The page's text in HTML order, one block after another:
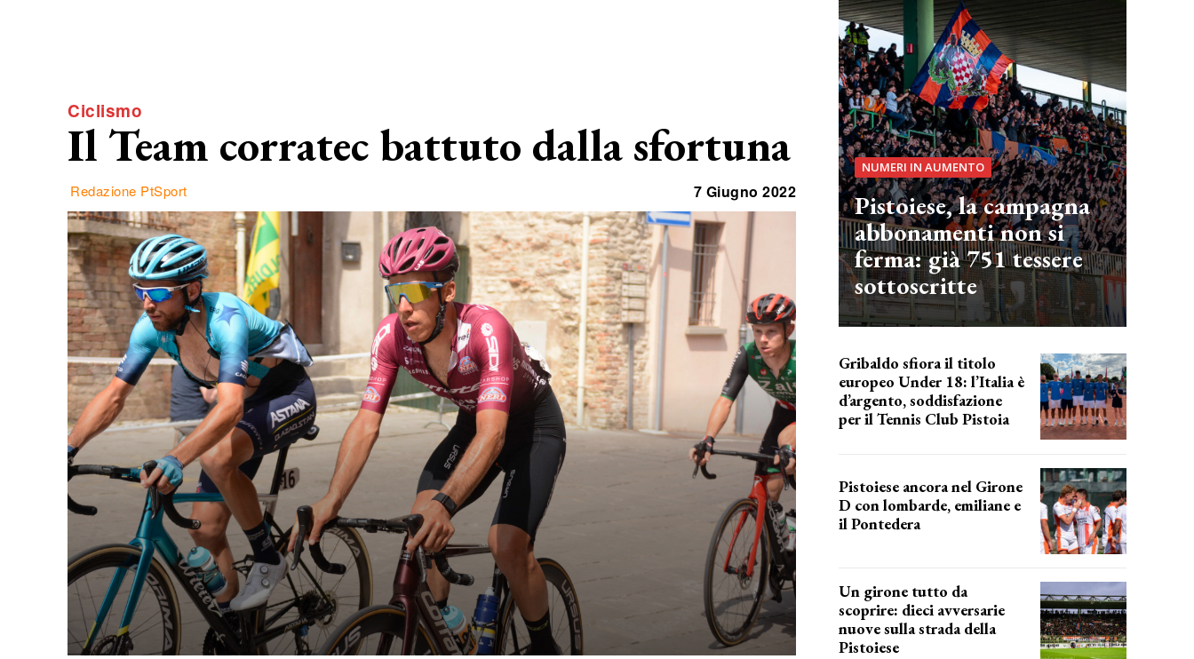
Ciclismo
Il Team corratec battuto dalla sfortuna
Redazione PtSport 7 Giugno 2022
NUMERI IN AUMENTO
Pistoiese, la campagna
abbonamenti non si
ferma: già 751 tessere
sottoscritte
Gribaldo sfiora il titolo
europeo Under 18: l’Italia è
d’argento, soddisfazione
per il Tennis Club Pistoia
Pistoiese ancora nel Girone
D con lombarde, emiliane e
il Pontedera
Un girone tutto da
scoprire: dieci avversarie
nuove sulla strada della
Pistoiese